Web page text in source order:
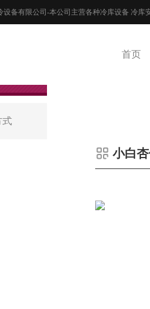
设备有限公司-本公司主营各种冷库设备 冷库
首页
式
小白